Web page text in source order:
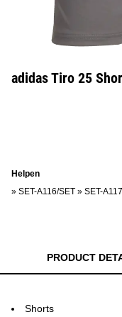
adidas Tiro 25
Helpen
» SET-A116/SET » SET-
PRODUCT
Shorts